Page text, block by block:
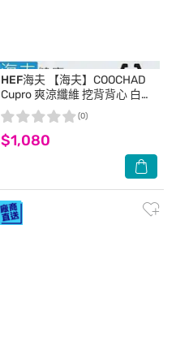
HEF海夫 【海夫】COOCHAD
Cupro 爽涼纖維 挖背背心 白
(Cupro158-008)_M
$1,080
(0)